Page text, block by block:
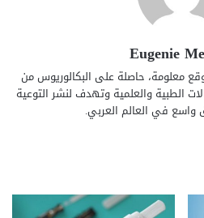
Eugenie
معلومة، حاصلة على البكالوريوس من
الطبية والعلمية وتهدف لنشر التوعية
واسع في العالم العربي.